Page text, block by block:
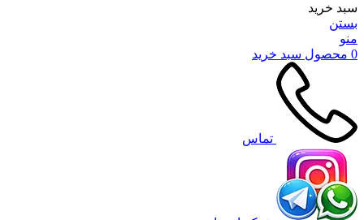
سبد خرید
بستن
منو
0 محصول سبد خرید
تماس